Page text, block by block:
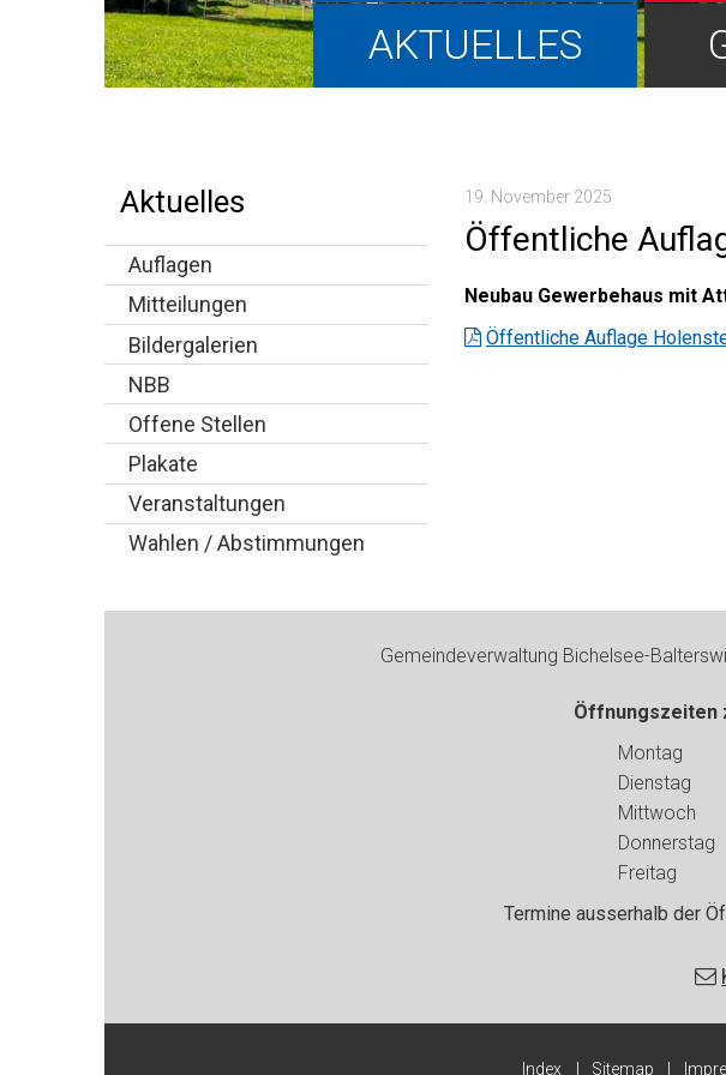
Hauptnavigation
AKTUELLES
Aktuelles
Auflagen
Mitteilungen
Bildergalerien
NBB
Offene Stellen
Plakate
Veranstaltungen
Wahlen / Abstimmungen
19. November 2025
Öffentliche
Neubau Gewerbehaus mit
Öffentliche Auflage
Gemeindeverwaltung Bichelsee-
Öffnungszeiten
Wochentag
Montag
Dienstag
Mittwoch
Donnerstag
Freitag
Termine ausserhalb der
Index Sitemap